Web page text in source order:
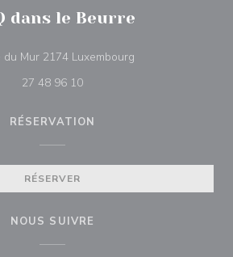
dans le Beurre
du Mur 2174 Luxembourg((ouvre une
27 48 96 10
RÉSERVATION
RÉSERVER
NOUS SUIVRE